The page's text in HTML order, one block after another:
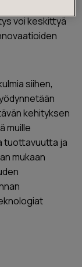
voi keskittyä
siihen,
kehityksen
muille
tuottavuutta ja
mukaan